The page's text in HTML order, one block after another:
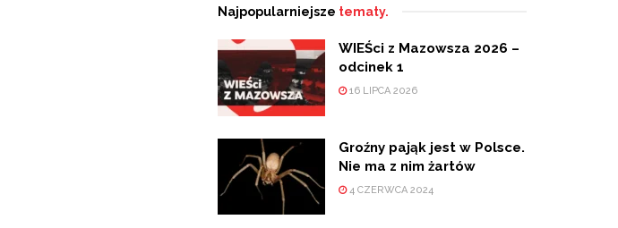
Najpopularniejsze tematy.
WIEŚci z Mazowsza 2026 –
odcinek 1
16 LIPCA 2026
Groźny pająk jest w Polsce.
Nie ma z nim żartów
4 CZERWCA 2024